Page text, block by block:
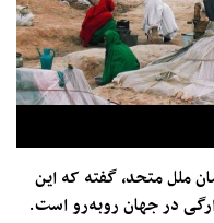
ملل متحد، گفته که این
در جهان روبه‌رو است.